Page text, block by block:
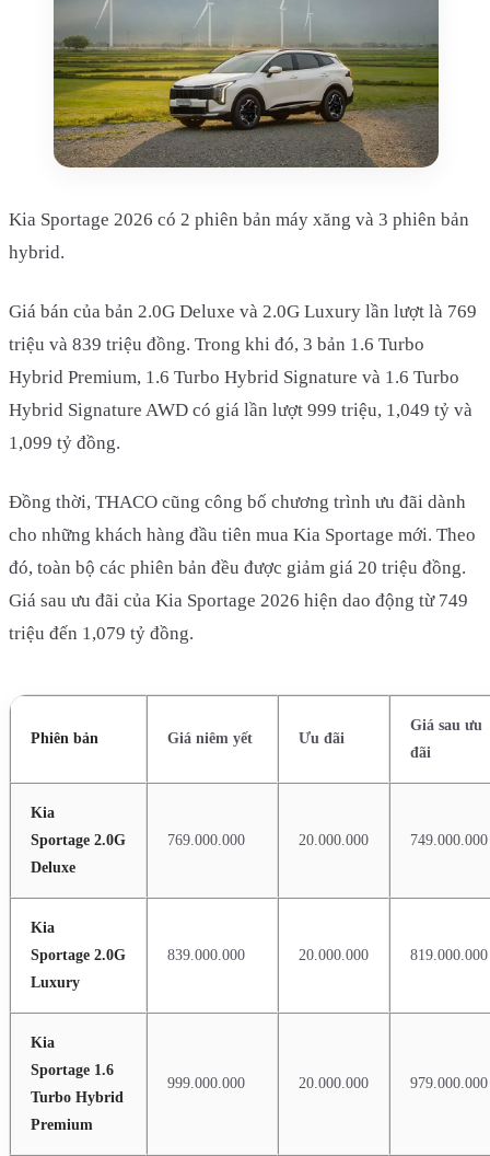
Kia Sportage 2026 có 2 phiên bản máy xăng và 3 phiên bản
hybrid.
Giá bán của bản 2.0G Deluxe và 2.0G Luxury lần lượt là 769
triệu và 839 triệu đồng. Trong khi đó, 3 bản 1.6 Turbo
Hybrid Premium, 1.6 Turbo Hybrid Signature và 1.6 Turbo
Hybrid Signature AWD có giá lần lượt 999 triệu, 1,049 tỷ và
1,099 tỷ đồng.
Đồng thời, THACO cũng công bố chương trình ưu đãi dành
cho những khách hàng đầu tiên mua Kia Sportage mới. Theo
đó, toàn bộ các phiên bản đều được giảm giá 20 triệu đồng.
Giá sau ưu đãi của Kia Sportage 2026 hiện dao động từ 749
triệu đến 1,079 tỷ đồng.
Phiên bản Giá niêm yết Ưu đãi
Giá sau ưu
đãi
Kia
Sportage 2.0G
Deluxe
769.000.000 20.000.000 749.000.000
Kia
Sportage 2.0G
Luxury
839.000.000 20.000.000 819.000.000
Kia
Sportage 1.6
Turbo Hybrid
Premium
999.000.000 20.000.000 979.000.000